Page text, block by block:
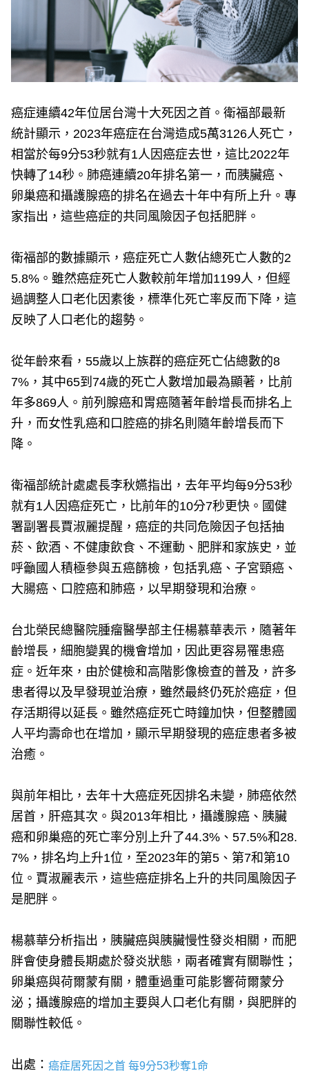
癌症連續42年位居台灣十大死因之首。衛福部最新
統計顯示，2023年癌症在台灣造成5萬3126人死亡，
相當於每9分53秒就有1人因癌症去世，這比2022年
快轉了14秒。肺癌連續20年排名第一，而胰臟癌、
卵巢癌和攝護腺癌的排名在過去十年中有所上升。專
家指出，這些癌症的共同風險因子包括肥胖。
衛福部的數據顯示，癌症死亡人數佔總死亡人數的2
5.8%。雖然癌症死亡人數較前年增加1199人，但經
過調整人口老化因素後，標準化死亡率反而下降，這
反映了人口老化的趨勢。
從年齡來看，55歲以上族群的癌症死亡佔總數的8
7%，其中65到74歲的死亡人數增加最為顯著，比前
年多869人。前列腺癌和胃癌隨著年齡增長而排名上
升，而女性乳癌和口腔癌的排名則隨年齡增長而下
降。
衛福部統計處處長李秋嬿指出，去年平均每9分53秒
就有1人因癌症死亡，比前年的10分7秒更快。國健
署副署長賈淑麗提醒，癌症的共同危險因子包括抽
菸、飲酒、不健康飲食、不運動、肥胖和家族史，並
呼籲國人積極參與五癌篩檢，包括乳癌、子宮頸癌、
大腸癌、口腔癌和肺癌，以早期發現和治療。
台北榮民總醫院腫瘤醫學部主任楊慕華表示，隨著年
齡增長，細胞變異的機會增加，因此更容易罹患癌
症。近年來，由於健檢和高階影像檢查的普及，許多
患者得以及早發現並治療，雖然最終仍死於癌症，但
存活期得以延長。雖然癌症死亡時鐘加快，但整體國
人平均壽命也在增加，顯示早期發現的癌症患者多被
治癒。
與前年相比，去年十大癌症死因排名未變，肺癌依然
居首，肝癌其次。與2013年相比，攝護腺癌、胰臟
癌和卵巢癌的死亡率分別上升了44.3%、57.5%和28.
7%，排名均上升1位，至2023年的第5、第7和第10
位。賈淑麗表示，這些癌症排名上升的共同風險因子
是肥胖。
楊慕華分析指出，胰臟癌與胰臟慢性發炎相關，而肥
胖會使身體長期處於發炎狀態，兩者確實有關聯性；
卵巢癌與荷爾蒙有關，體重過重可能影響荷爾蒙分
泌；攝護腺癌的增加主要與人口老化有關，與肥胖的
關聯性較低。
出處：癌症居死因之首 每9分53秒奪1命